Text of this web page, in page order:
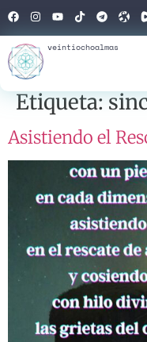
veintiochoalmas
Etiqueta:
Asistiendo el